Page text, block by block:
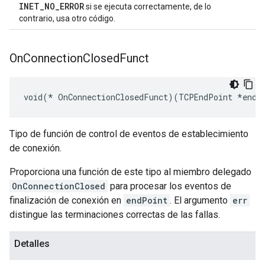
INET_NO_ERRORsi se ejecuta correctamente, de lo
contrario, usa otro código.
OnConnectionClosedFunct
void(* OnConnectionClosedFunct)(TCPEndPoint
Tipo de función de control de eventos de establecimiento
de conexión.
Proporciona una función de este tipo al miembro delegado
OnConnectionClosed para procesar los eventos de
finalización de conexión en endPoint . El argumento err
distingue las terminaciones correctas de las fallas.
Detalles